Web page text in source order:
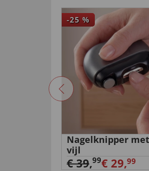
-25 %
Nagelknipper met
vijl
€ 39,99€ 29,99